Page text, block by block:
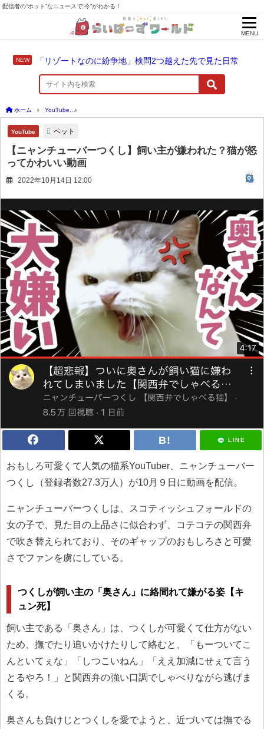
配信者の“ホット”なニュースで“今”がわかる！
MENU
「リゾートなのに紛争地」検問2つ越えた先で見た日常
ホーム YouTube
YouTube ペット
【ニャンチューバーつくし】飼い主が嫌われた？猫が怒
ってかわいい動画
2022年10月14日 12:00
LINE
おもしろ可愛くて人気の猫系YouTuber、ニャンチューバー
つくし（登録者数27.3万人）が10月９日に動画を配信。
ニャンチューバーつくしは、スコティッシュフォールドの
女の子で、見た目の上品さに似合わず、コテコテの関西弁
で吹き替えられており、そのギャップのおもしろさと可愛
さでファンを虜にしている。
つくしが飼い主の「奥さん」に絡間れて嫌がる姿【キ
ュン死】
飼い主である「奥さん」は、つくしが可愛くて仕方がない
ため、撫でたり追いかけたりして絡むと、「もーついてこ
んといてぇな」「しつこいねん」「ええ加減にせぇて言う
とるやろ！」と関西弁の強い口調でしゃべりながら逃げま
くる。
奥さんも負けじとつくしを愛でようと、近づいては撫でる